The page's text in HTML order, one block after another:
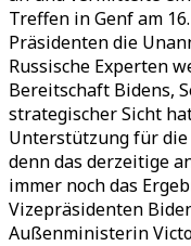
Treffen in Genf am
Präsidenten die
Russische Experten
Bereitschaft Bidens,
strategischer Sicht
Unterstützung für
denn das derzeitige
immer noch das
Vizepräsidenten
Außenministerin